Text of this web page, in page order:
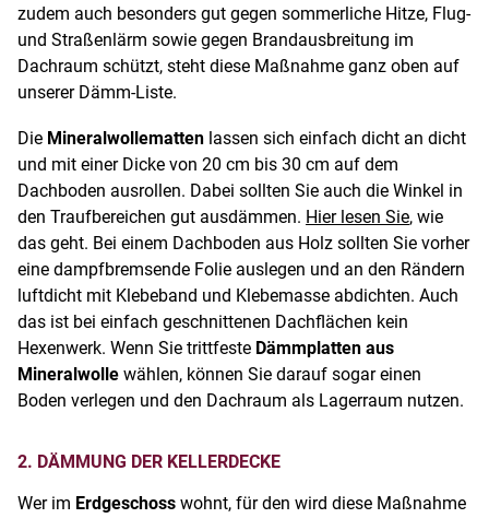
zudem auch besonders gut gegen sommerliche Hitze, Flug-
und Straßenlärm sowie gegen Brandausbreitung im
Dachraum schützt, steht diese Maßnahme ganz oben auf
unserer Dämm-Liste.
Die Mineralwollematten lassen sich einfach dicht an dicht
und mit einer Dicke von 20 cm bis 30 cm auf dem
Dachboden ausrollen. Dabei sollten Sie auch die Winkel in
den Traufbereichen gut ausdämmen. Hier lesen Sie, wie
das geht. Bei einem Dachboden aus Holz sollten Sie vorher
eine dampfbremsende Folie auslegen und an den Rändern
luftdicht mit Klebeband und Klebemasse abdichten. Auch
das ist bei einfach geschnittenen Dachflächen kein
Hexenwerk. Wenn Sie trittfeste Dämmplatten aus
Mineralwolle wählen, können Sie darauf sogar einen
Boden verlegen und den Dachraum als Lagerraum nutzen.
2. DÄMMUNG DER KELLERDECKE
Wer im Erdgeschoss wohnt, für den wird diese Maßnahme